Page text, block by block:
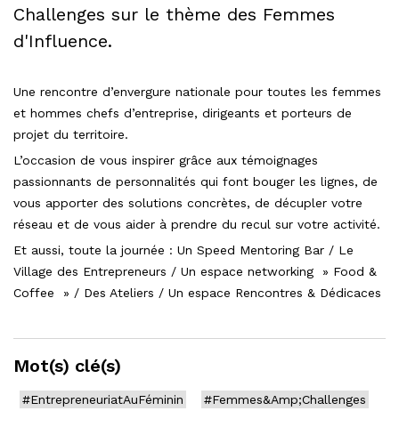
Challenges sur le thème des Femmes
d'Influence.
Une rencontre d’envergure nationale pour toutes les femmes
et hommes chefs d’entreprise, dirigeants et porteurs de
projet du territoire.
L’occasion de vous inspirer grâce aux témoignages
passionnants de personnalités qui font bouger les lignes, de
vous apporter des solutions concrètes, de décupler votre
réseau et de vous aider à prendre du recul sur votre activité.
Et aussi, toute la journée : Un Speed Mentoring Bar / Le
Village des Entrepreneurs / Un espace networking » Food &
Coffee » / Des Ateliers / Un espace Rencontres & Dédicaces
Mot(s) clé(s)
#EntrepreneuriatAuFéminin #Femmes&Amp;Challenges